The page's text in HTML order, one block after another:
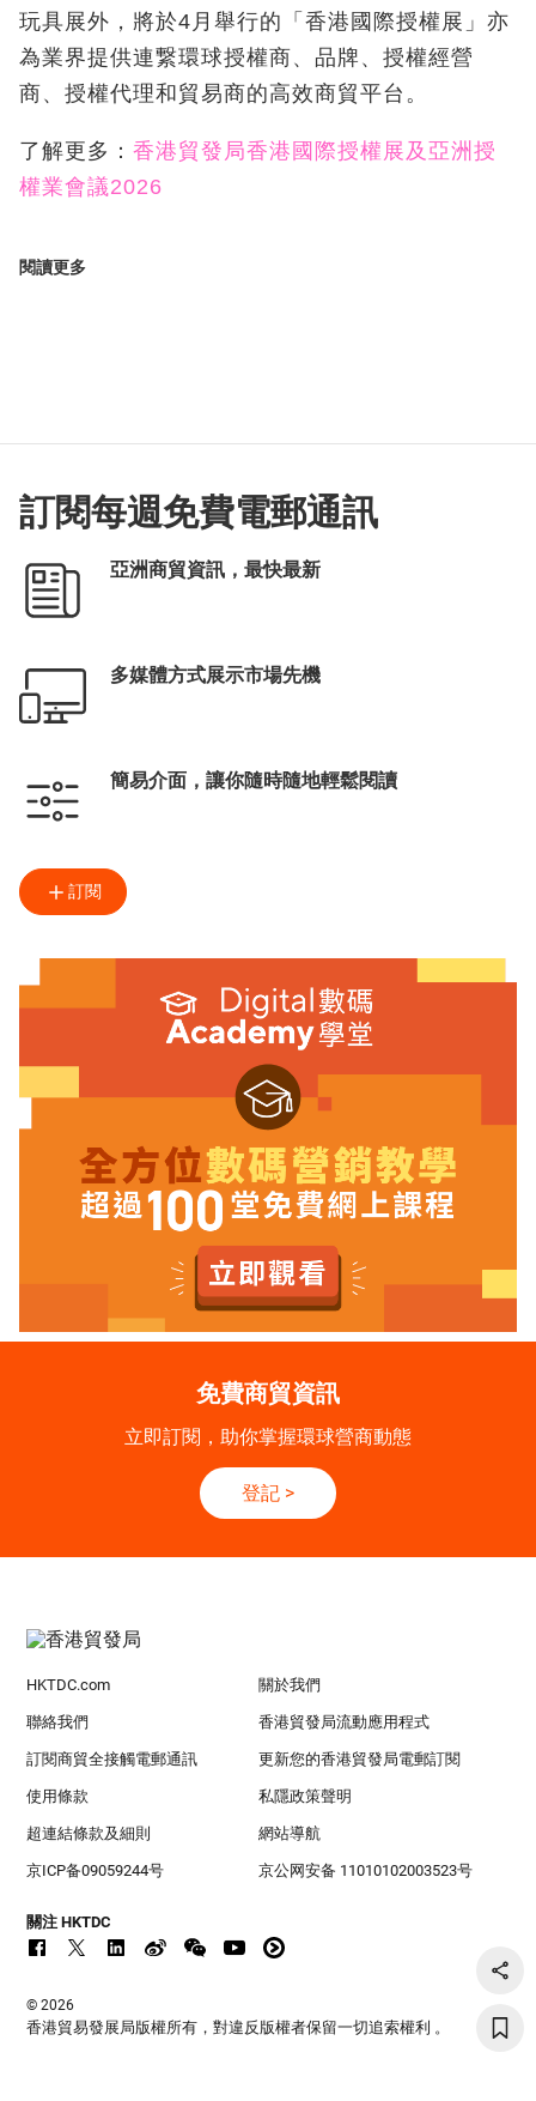
玩具展外，將於4月舉行的「香港國際授權展」亦
為業界提供連繋環球授權商、品牌、授權經營
商、授權代理和貿易商的高效商貿平台。
了解更多： 香港貿發局香港國際授權展及亞洲授
權業會議2026
閱讀更多
訂閱每週免費電郵通訊
亞洲商貿資訊，最快最新
多媒體方式展示市場先機
簡易介面，讓你隨時隨地輕鬆閱讀
訂閱
免費商貿資訊
立即訂閱，助你掌握環球營商動態
登記 >
HKTDC.com 關於我們
聯絡我們 香港貿發局流動應用程式
訂閱商貿全接觸電郵通訊 更新您的香港貿發局電郵訂閱
使用條款 私隱政策聲明
超連結條款及細則 網站導航
京ICP备09059244号 京公网安备 11010102003523号
關注 HKTDC
© 2026
香港貿易發展局版權所有，對違反版權者保留一切追索權利 。